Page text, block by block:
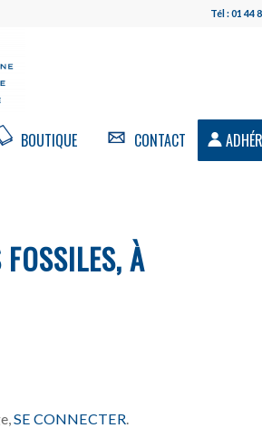
Tél : 01 44
BOUTIQUE CONTACT
À
SE CONNECTER